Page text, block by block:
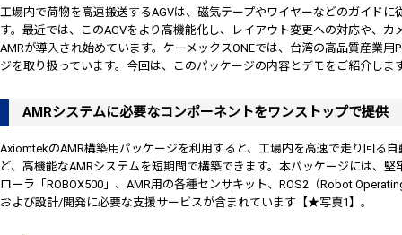
工場内で荷物を高速搬送するAGVは、磁気テープやワイヤーなどのガイド
す。最近では、このAGVをより高機能化し、レイアウト変更への対応や、
AMRが導入され始めています。ケーメックスONEでは、台湾の高品質産業
ジを取り扱っています。今回は、このパッケージの内容とデモをご紹介しま
AMRシステムに必要なコンポーネントをワンストップで提供
AxiomtekのAMR構築用パッケージを利用すると、工場内を高速で走り回る
ど、高機能なAMRシステムを短期間で構築できます。本パッケージには、
ローラ「ROBOX500」、AMR用の各種センサキット、ROS2（Robot
および設計/開発に必要な支援サービスが含まれています【★写真1】。